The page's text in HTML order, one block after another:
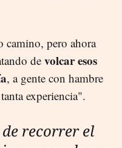
camino, pero ahora
de volcar esos
, a gente con hambre
experiencia".
recorrer el